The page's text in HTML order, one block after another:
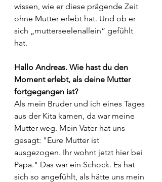
wissen, wie er diese prägende Zeit
ohne Mutter erlebt hat. Und ob er
sich „mutterseelenallein“ gefühlt
hat.
Hallo Andreas. Wie hast du den
Moment erlebt, als deine Mutter
fortgegangen ist?
Als mein Bruder und ich eines Tages
aus der Kita kamen, da war meine
Mutter weg. Mein Vater hat uns
gesagt: "Eure Mutter ist
ausgezogen. Ihr wohnt jetzt hier bei
Papa." Das war ein Schock. Es hat
sich so angefühlt, als hätte uns mein